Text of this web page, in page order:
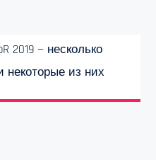
2019 — несколько
некоторые из них